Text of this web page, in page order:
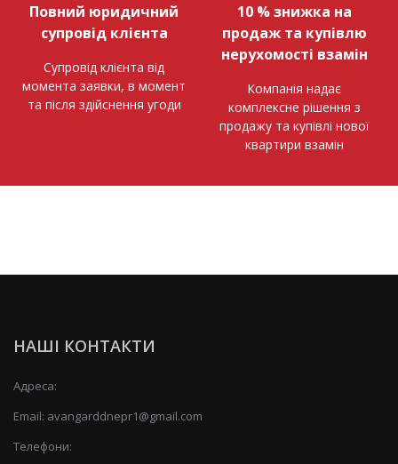
Повний юридичний
супровід клієнта
Супровід клієнта від
момента заявки, в момент
та після здійснення угоди
10 % знижка на
продаж та купівлю
нерухомості взамін
Компанія надає
комплексне рішення з
продажу та купівлі нової
квартири взамін
НАШІ КОНТАКТИ
Адреса:
Email: avangarddnepr1@gmail.com
Телефони: